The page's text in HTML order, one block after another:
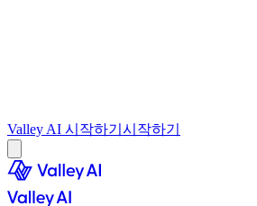
Valley AI 시작하기 시작하기